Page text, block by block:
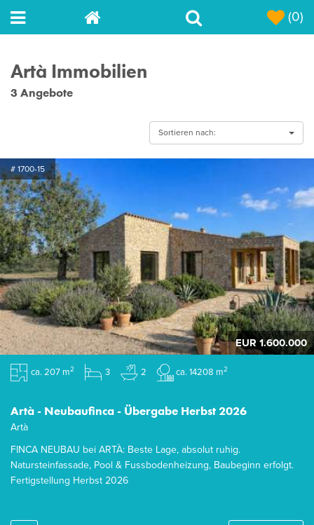
(0)
Artà Immobilien
3 Angebote
Sortieren nach:
# 1700-15
EUR 1.600.000
ca. 207 m2 3 2 ca. 14208 m2
Artà - Neubaufinca - Übergabe Herbst 2026
Artà
FINCA NEUBAU bei ARTÀ: Beste Lage, absolut ruhig.
Natursteinfassade, Pool & Fussbodenheizung, Baubeginn erfolgt.
Fertigstellung Herbst 2026